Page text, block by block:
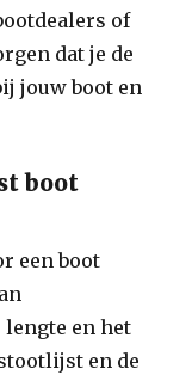
of
dat je de
jouw boot en
boot
een boot
en het
en de